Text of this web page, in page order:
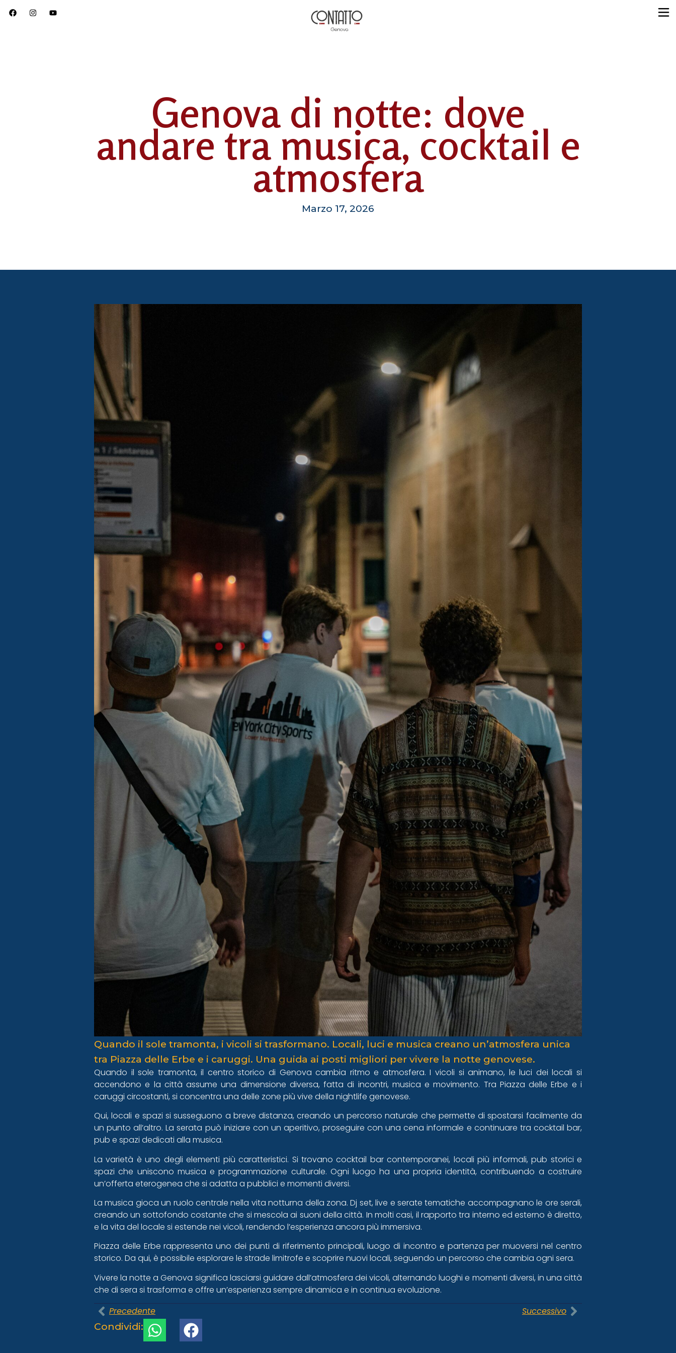
Genova di notte: dove
andare tra musica, cocktail e
atmosfera
Marzo 17, 2026
Quando il sole tramonta, i vicoli si trasformano. Locali, luci e musica creano un’atmosfera unica
tra Piazza delle Erbe e i caruggi. Una guida ai posti migliori per vivere la notte genovese.
Quando il sole tramonta, il centro storico di Genova cambia ritmo e atmosfera. I vicoli si animano, le luci dei locali si
accendono e la città assume una dimensione diversa, fatta di incontri, musica e movimento. Tra Piazza delle Erbe e i
caruggi circostanti, si concentra una delle zone più vive della nightlife genovese.
Qui, locali e spazi si susseguono a breve distanza, creando un percorso naturale che permette di spostarsi facilmente da
un punto all’altro. La serata può iniziare con un aperitivo, proseguire con una cena informale e continuare tra cocktail bar,
pub e spazi dedicati alla musica.
La varietà è uno degli elementi più caratteristici. Si trovano cocktail bar contemporanei, locali più informali, pub storici e
spazi che uniscono musica e programmazione culturale. Ogni luogo ha una propria identità, contribuendo a costruire
un’offerta eterogenea che si adatta a pubblici e momenti diversi.
La musica gioca un ruolo centrale nella vita notturna della zona. Dj set, live e serate tematiche accompagnano le ore serali,
creando un sottofondo costante che si mescola ai suoni della città. In molti casi, il rapporto tra interno ed esterno è diretto,
e la vita del locale si estende nei vicoli, rendendo l’esperienza ancora più immersiva.
Piazza delle Erbe rappresenta uno dei punti di riferimento principali, luogo di incontro e partenza per muoversi nel centro
storico. Da qui, è possibile esplorare le strade limitrofe e scoprire nuovi locali, seguendo un percorso che cambia ogni sera.
Vivere la notte a Genova significa lasciarsi guidare dall’atmosfera dei vicoli, alternando luoghi e momenti diversi, in una città
che di sera si trasforma e offre un’esperienza sempre dinamica e in continua evoluzione.
Precedente
Successivo
Condividi: